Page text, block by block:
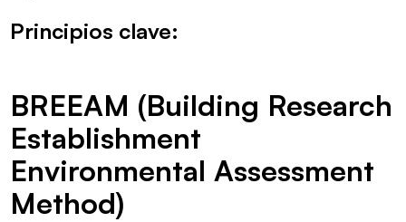
Principios clave:
BREEAM (Building Research
Establishment
Environmental Assessment
Method)